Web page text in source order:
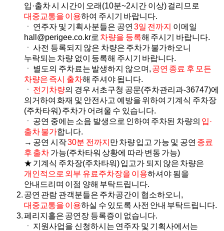
입·출차 시 시간이 오래(10분~2시간 이상) 걸리므로
대중교통을 이용하여 주시기 바랍니다.
ㆍ 연주자 및 기획사분들은 공연 3일 전까지 이메일
hall@perigee.co.kr로 차량을 등록해 주시기 바랍니다.
ㆍ 사전 등록되지 않은 차량은 주차가 불가하오니
누락되는 차량 없이 등록해 주시기 바랍니다.
ㆍ 별도의 주차료는 발생하지 않으며, 공연 종료 후 모든
차량은 즉시 출차해 주셔야 됩니다.
ㆍ 전기차량의 경우 서초구청 공문(주차관리과-36747)에
의거하여 화재 및 안전사고 예방을 위하여 기계식 주차장
(주차타워) 주차가 어려울 수 있습니다.
ㆍ 공연 중에는 소음 발생으로 인하여 주차된 차량의 입·
출차 불가합니다.
→ 공연 시작30분 전까지 만 차량 입고 가능 및 공연 종료
후 출차 가능(주차타워 상황에 따라 변동 가능)
★ 기계식 주차장(주차타워) 입고가 되지 않은 차량은
개인적으로 외부 유료주차장을 이용하셔야 됨을
안내드리며 이점 양해 부탁드립니다.
공연 관람 관객분들은 주차공간이 협소하오니,
대중교통을 이용하실 수 있도록 사전 안내 부탁드립니다.
페리지홀은 공연장 등록증이 없습니다.
ㆍ 지원사업을 신청하시는 연주자 및 기획사에서는